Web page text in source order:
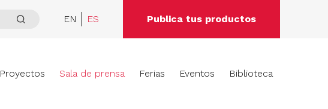
EN ES Publica tus productos
Proyectos Sala de prensa Ferias Eventos Biblioteca